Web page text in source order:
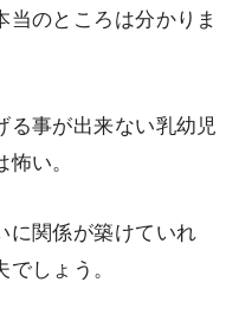
のところは分かりま
る事が出来ない乳幼児
い。
に関係が築けていれ
しょう。